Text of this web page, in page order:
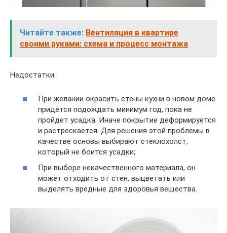
Читайте также: Вентиляция в квартире
своими руками: схема и процесс монтажа
Недостатки:
При желании окрасить стены кухни в новом доме
придется подождать минимум год, пока не
пройдет усадка. Иначе покрытие деформируется
и растрескается. Для решения этой проблемы в
качестве основы выбирают стеклохолст,
который не боится усадки;
При выборе некачественного материала, он
может отходить от стен, выцветать или
выделять вредные для здоровья вещества.